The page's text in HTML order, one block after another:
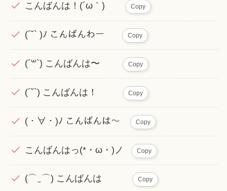
こんばんは！(´ω｀) Copy
(´˘` )ﾉ こんばんわー Copy
(´꒳`) こんばんは〜 Copy
(´˘`) こんばんは！ Copy
(・∀・)ﾉ こんばんは〜 Copy
こんばんはっ(*・ω・)ノ Copy
(⌒‿⌒) こんばんは Copy